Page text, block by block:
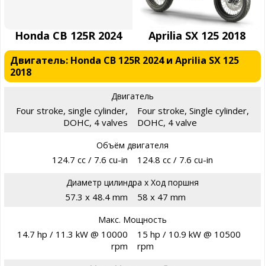
Honda CB 125R 2024 Aprilia SX 125 2018
Двигатель: Honda CB 125R 2024 и Aprilia SX 125
2018
Двигатель
Four stroke, single cylinder,
DOHC, 4 valves
Four stroke, Single cylinder,
DOHC, 4 valve
Объём двигателя
124.7 cc / 7.6 cu-in 124.8 cc / 7.6 cu-in
Диаметр цилиндра х Ход поршня
57.3 x 48.4 mm 58 x 47 mm
Макс. Мощность
14.7 hp / 11.3 kW @ 10000
rpm
15 hp / 10.9 kW @ 10500
rpm